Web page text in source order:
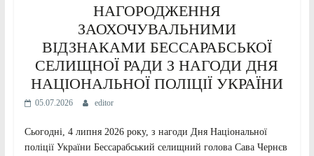
НАГОРОДЖЕННЯ
ЗАОХОЧУВАЛЬНИМИ
ВІДЗНАКАМИ БЕССАРАБСЬКОЇ
СЕЛИЩНОЇ РАДИ З НАГОДИ ДНЯ
НАЦІОНАЛЬНОЇ ПОЛІЦІЇ УКРАЇНИ
05.07.2026 editor
Сьогодні, 4 липня 2026 року, з нагоди Дня Національної
поліції України Бессарабський селищний голова Сава Чернєв